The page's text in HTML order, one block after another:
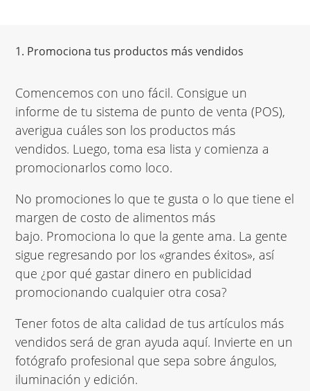
1. Promociona tus productos más vendidos
Comencemos con uno fácil. Consigue un
informe de tu sistema de punto de venta (POS),
averigua cuáles son los productos más
vendidos. Luego, toma esa lista y comienza a
promocionarlos como loco.
No promociones lo que te gusta o lo que tiene el
margen de costo de alimentos más
bajo. Promociona lo que la gente ama. La gente
sigue regresando por los «grandes éxitos», así
que ¿por qué gastar dinero en publicidad
promocionando cualquier otra cosa?
Tener fotos de alta calidad de tus artículos más
vendidos será de gran ayuda aquí. Invierte en un
fotógrafo profesional que sepa sobre ángulos,
iluminación y edición.